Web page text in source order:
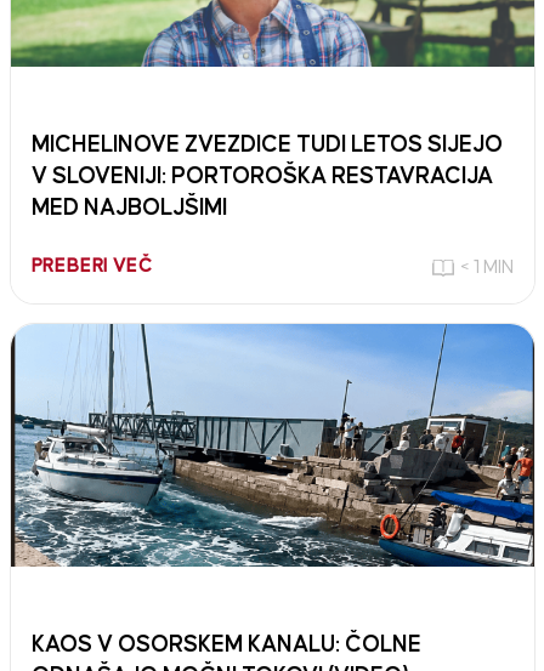
MICHELINOVE ZVEZDICE TUDI LETOS SIJEJO
V SLOVENIJI: PORTOROŠKA RESTAVRACIJA
MED NAJBOLJŠIMI
PREBERI VEČ < 1 MIN
KAOS V OSORSKEM KANALU: ČOLNE